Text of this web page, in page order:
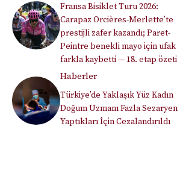
Fransa Bisiklet Turu 2026:
Carapaz Orcières-Merlette’te
prestijli zafer kazandı; Paret-
Peintre benekli mayo için ufak
farkla kaybetti — 18. etap özeti
Haberler
Türkiye’de Yaklaşık Yüz Kadın
Doğum Uzmanı Fazla Sezaryen
Yaptıkları İçin Cezalandırıldı